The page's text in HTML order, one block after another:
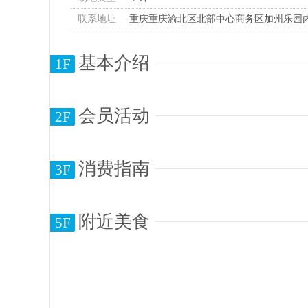
联系地址 重庆重庆渝北区北部中心商务区加州乐园
1F 基本介绍
2F 会员活动
3F 消费指南
5F 附近美食